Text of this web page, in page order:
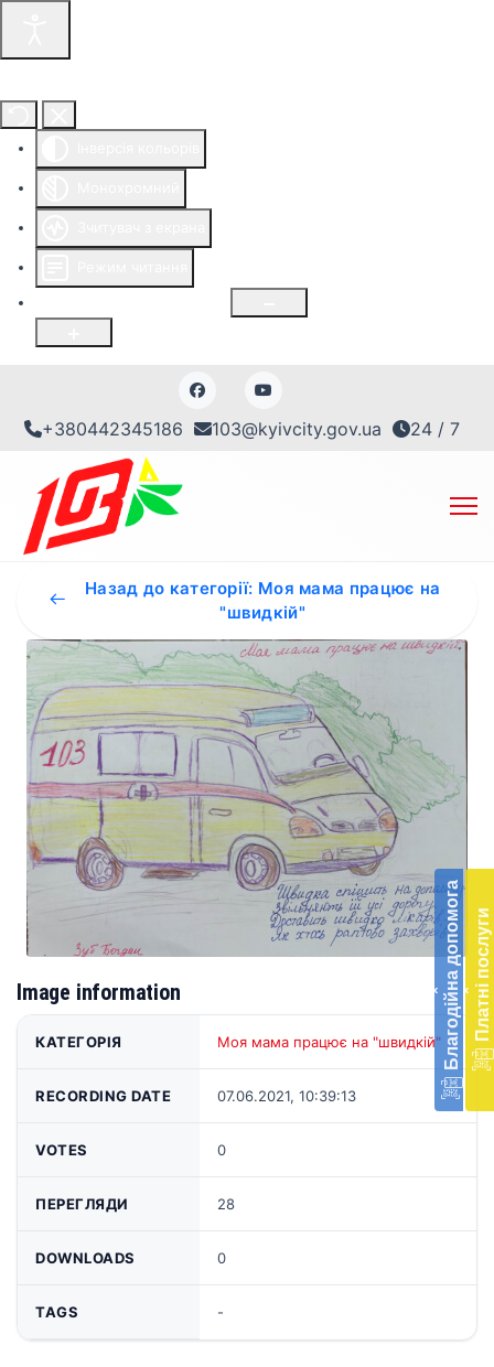
+380442345186 103@kyivcity.gov.ua 24 / 7
‹ Благодійна допомога ‹ Платні послуги
Назад до категорії: Моя мама працює на
"швидкій"
Image information
КАТЕГОРІЯ Моя мама працює на "швидкій"
RECORDING DATE 07.06.2021, 10:39:13
VOTES 0
ПЕРЕГЛЯДИ 28
DOWNLOADS 0
TAGS -